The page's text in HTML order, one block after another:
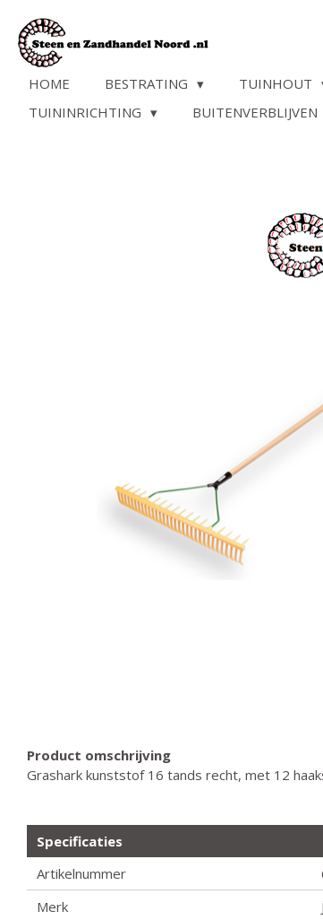
direct
naar
HOME BESTRATING TUINHOUT
TUININRICHTING
BUITENVERBLIJVEN
Product omschrijving
Grashark kunststof 16 tands recht, met 12
Specificaties
Artikelnummer
Merk